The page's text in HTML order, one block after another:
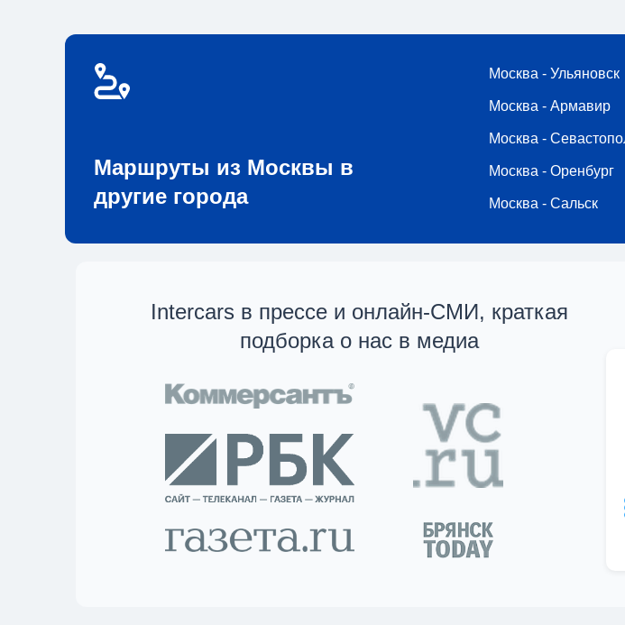
Маршруты из Москвы в
другие города
Москва - Ульяновск
Москва - Армавир
Москва -
Москва - Оренбург
Москва - Сальск
Intercars в прессе и онлайн-СМИ, краткая
подборка о нас в медиа